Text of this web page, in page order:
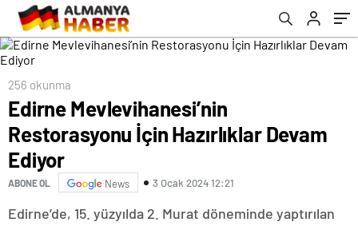
256 okunma
Edirne Mevlevihanesi’nin
Restorasyonu İçin Hazırlıklar Devam
Ediyor
ABONE OL News 3 Ocak 2024 12:21
Edirne’de, 15. yüzyılda 2. Murat döneminde yaptırılan